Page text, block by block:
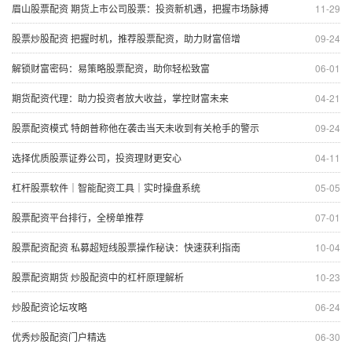
11-29
眉山股票配资 期货上市公司股票：投资新机遇，把握市场脉搏
09-24
股票炒股配资 把握时机，推荐股票配资，助力财富倍增
06-01
解锁财富密码：易策略股票配资，助你轻松致富
04-21
期货配资代理：助力投资者放大收益，掌控财富未来
09-24
股票配资模式 特朗普称他在袭击当天未收到有关枪手的警示
04-11
选择优质股票证券公司，投资理财更安心
05-05
杠杆股票软件｜智能配资工具｜实时操盘系统
07-01
股票配资平台排行，全榜单推荐
10-04
股票配资配资 私募超短线股票操作秘诀：快速获利指南
10-23
股票配资期货 炒股配资中的杠杆原理解析
06-24
炒股配资论坛攻略
06-30
优秀炒股配资门户精选